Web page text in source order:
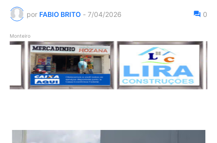
por FABIO BRITO - 7/04/2026 0
Monteiro